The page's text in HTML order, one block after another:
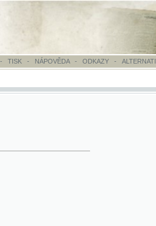
- ODKAZY - ALTERNATIVNÍ VYHLEDÁVÁNÍ-